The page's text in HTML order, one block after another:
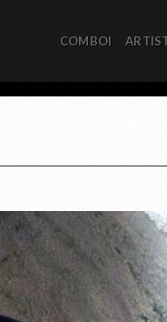
COMBOI